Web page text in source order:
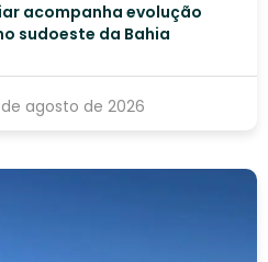
acompanha evolução
sudoeste da Bahia
agosto de 2026